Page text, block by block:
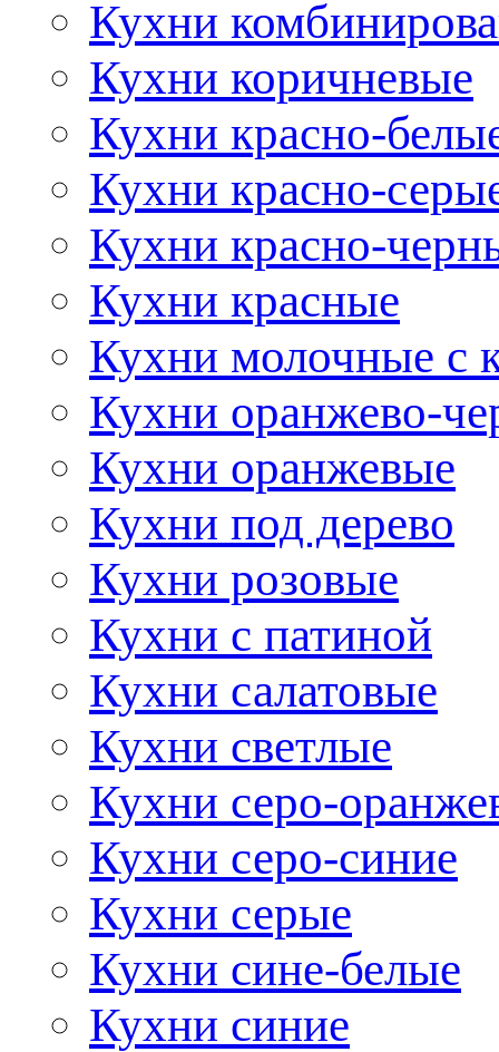
Кухни
Кухни коричневые
Кухни красно-
Кухни красно-
Кухни красно-
Кухни красные
Кухни молочные с
Кухни оранжево-
Кухни оранжевые
Кухни под дерево
Кухни розовые
Кухни с патиной
Кухни салатовые
Кухни светлые
Кухни серо-
Кухни серо-синие
Кухни серые
Кухни сине-белые
Кухни синие